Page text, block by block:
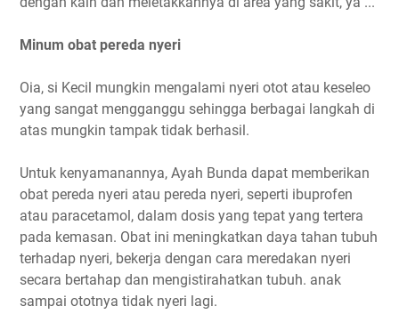
Minum obat pereda nyeri
Oia, si Kecil mungkin mengalami nyeri otot atau keseleo
yang sangat mengganggu sehingga berbagai langkah di
atas mungkin tampak tidak berhasil.
Untuk kenyamanannya, Ayah Bunda dapat memberikan
obat pereda nyeri atau pereda nyeri, seperti ibuprofen
atau paracetamol, dalam dosis yang tepat yang tertera
pada kemasan. Obat ini meningkatkan daya tahan tubuh
terhadap nyeri, bekerja dengan cara meredakan nyeri
secara bertahap dan mengistirahatkan tubuh. anak
sampai ototnya tidak nyeri lagi.